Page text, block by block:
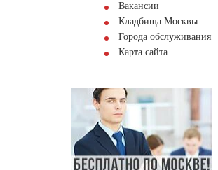
Вакансии
Кладбища Москвы
Города обслуживания
Карта сайта